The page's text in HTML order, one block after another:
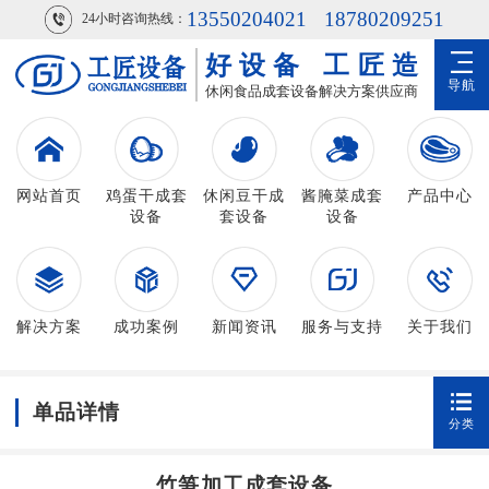
24小时咨询热线： 13550204021 18780209251
好设备 工匠造
休闲食品成套设备解决方案供应商 导航
网站首页
鸡蛋干成套
设备
休闲豆干成
套设备
酱腌菜成套
设备
产品中心
解决方案 成功案例 新闻资讯 服务与支持 关于我们
单品详情
分类